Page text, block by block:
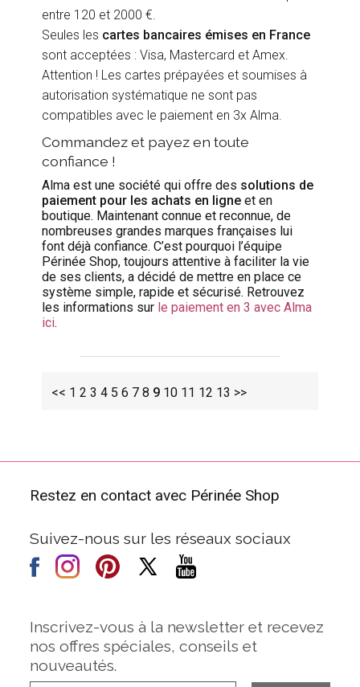
entre 120 et 2000 €.
Seules les cartes bancaires émises en France
sont acceptées : Visa, Mastercard et Amex.
Attention ! Les cartes prépayées et soumises à
autorisation systématique ne sont pas
compatibles avec le paiement en 3x Alma.
Commandez et payez en toute
confiance !
Alma est une société qui offre des solutions de
paiement pour les achats en ligne et en
boutique. Maintenant connue et reconnue, de
nombreuses grandes marques françaises lui
font déjà confiance. C’est pourquoi l’équipe
Périnée Shop, toujours attentive à faciliter la vie
de ses clients, a décidé de mettre en place ce
système simple, rapide et sécurisé. Retrouvez
les informations sur le paiement en 3 avec Alma
ici.
<< 1 2 3 4 5 6 7 8 9 10 11 12 13 >>
Restez en contact avec Périnée Shop
Suivez-nous sur les réseaux sociaux
Inscrivez-vous à la newsletter et recevez
nos offres spéciales, conseils et
nouveautés.